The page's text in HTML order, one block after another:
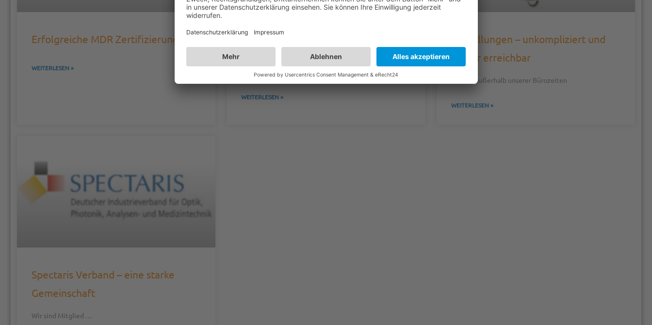
Erfolgreiche MDR Zertifizierung
WEITERLESEN »
Radimed Produktkatalog
Ab sofort steht unser neuer Produktkatalog online im
Downloadbereich bereit.
WEITERLESEN »
Bestellungen – unkompliziert und
immer erreichbar
… auch außerhalb unserer Bürozeiten
WEITERLESEN »
Spectaris Verband – eine starke
Gemeinschaft
Wir sind Mitglied …